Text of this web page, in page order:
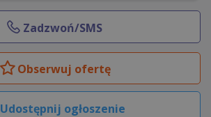
Zadzwoń/SMS
Obserwuj ofertę
Udostępnij ogłoszenie